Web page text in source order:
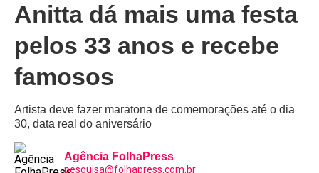
Anitta dá mais uma festa
pelos 33 anos e recebe
famosos
Artista deve fazer maratona de comemorações até o dia
30, data real do aniversário
Agência FolhaPress
pesquisa@folhapress.com.br